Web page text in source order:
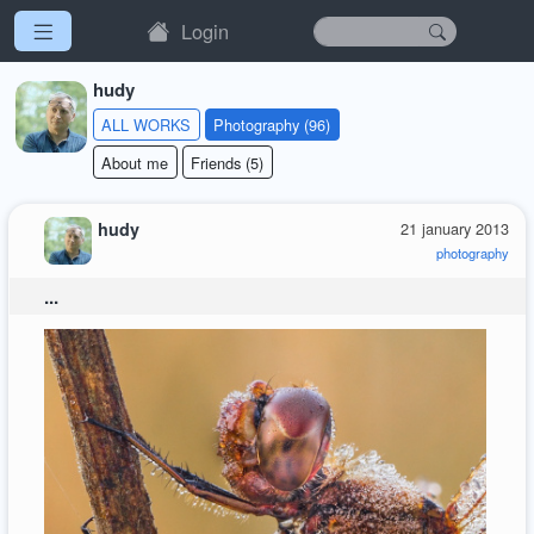
Login
hudy
ALL WORKS
Photography (96)
About me
Friends (5)
21 january 2013
photography
hudy
...